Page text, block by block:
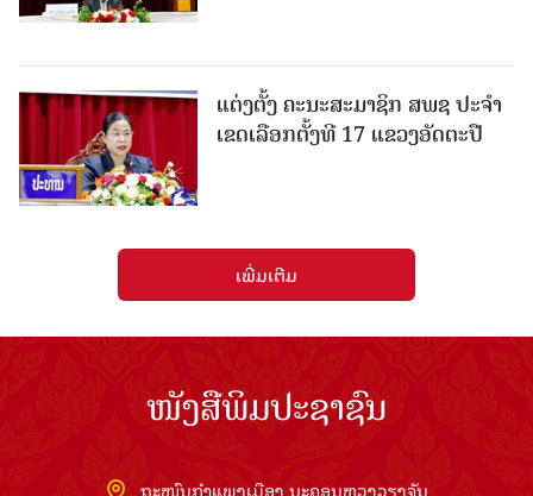
ແຕ່ງຕັ້ງ ຄະນະສະມາຊິກ ສພຊ ປະຈຳ
ເຂດເລືອກຕັ້ງທີ 17 ແຂວງອັດຕະປື
ເພີ່ມເຕີມ
ໜັງສືພິມປະຊາຊົນ
ຖະໜົນກຳແພງເມືອງ ນະຄອນຫຼວງວຽງຈັນ